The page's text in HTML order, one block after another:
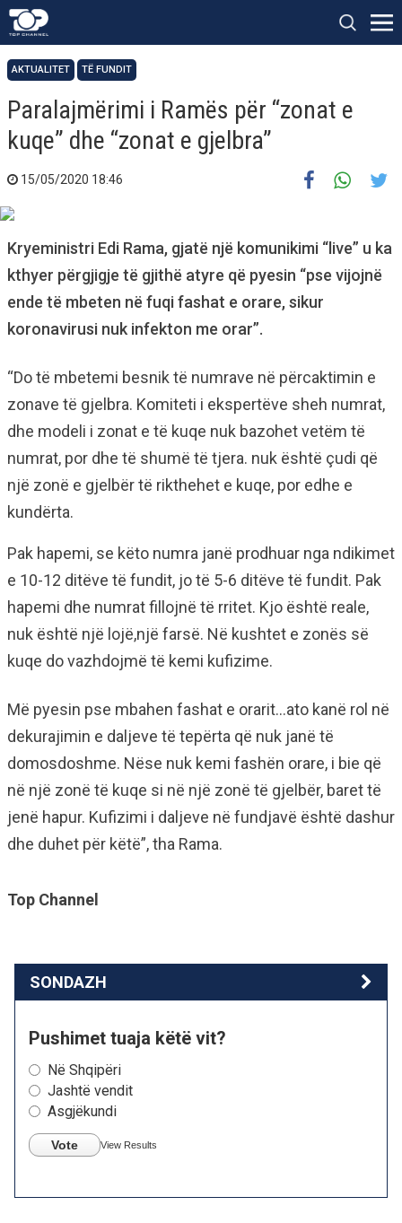
AKTUALITET TË FUNDIT
Paralajmërimi i Ramës për “zonat e
kuqe” dhe “zonat e gjelbra”
15/05/2020 18:46
Kryeministri Edi Rama, gjatë një komunikimi “live” u ka
kthyer përgjigje të gjithë atyre që pyesin “pse vijojnë
ende të mbeten në fuqi fashat e orare, sikur
koronavirusi nuk infekton me orar”.
“Do të mbetemi besnik të numrave në përcaktimin e
zonave të gjelbra. Komiteti i ekspertëve sheh numrat,
dhe modeli i zonat e të kuqe nuk bazohet vetëm të
numrat, por dhe të shumë të tjera. nuk është çudi që
një zonë e gjelbër të rikthehet e kuqe, por edhe e
kundërta.
Pak hapemi, se këto numra janë prodhuar nga ndikimet
e 10-12 ditëve të fundit, jo të 5-6 ditëve të fundit. Pak
hapemi dhe numrat fillojnë të rritet. Kjo është reale,
nuk është një lojë,një farsë. Në kushtet e zonës së
kuqe do vazhdojmë të kemi kufizime.
Më pyesin pse mbahen fashat e orarit…ato kanë rol në
dekurajimin e daljeve të tepërta që nuk janë të
domosdoshme. Nëse nuk kemi fashën orare, i bie që
në një zonë të kuqe si në një zonë të gjelbër, baret të
jenë hapur. Kufizimi i daljeve në fundjavë është dashur
dhe duhet për këtë”, tha Rama.
Top Channel
SONDAZH
Pushimet tuaja këtë vit?
Në Shqipëri
Jashtë vendit
Asgjëkundi
Vote View Results